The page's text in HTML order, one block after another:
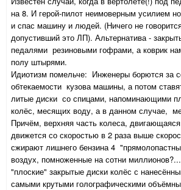
на 8. И герой-пилот неимоверным усилием
и спас машину и людей. (Ничего не
допустивший это ЛП). Альтернатива -
педалями резиновыми гофрами, а коврик
полу
Идиотизм помельче: Инженеры борются за
обтекаемости кузова машины, а потом
литые диски со спицами, напоминающими
колёс, месящих воду, а в данном случае,
Причём, верхняя часть колеса, двигающаяся
движется со скоростью в 2 раза выше
сжирают лишнего бензина 4
воздух, помноженные на сотни
"плоские" закрытые диски колёс с
самыми крутыми голографическими